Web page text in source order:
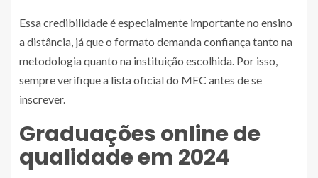
Essa credibilidade é especialmente importante no ensino
a distância, já que o formato demanda confiança tanto na
metodologia quanto na instituição escolhida. Por isso,
sempre verifique a lista oficial do MEC antes de se
inscrever.
Graduações online de
qualidade em 2024